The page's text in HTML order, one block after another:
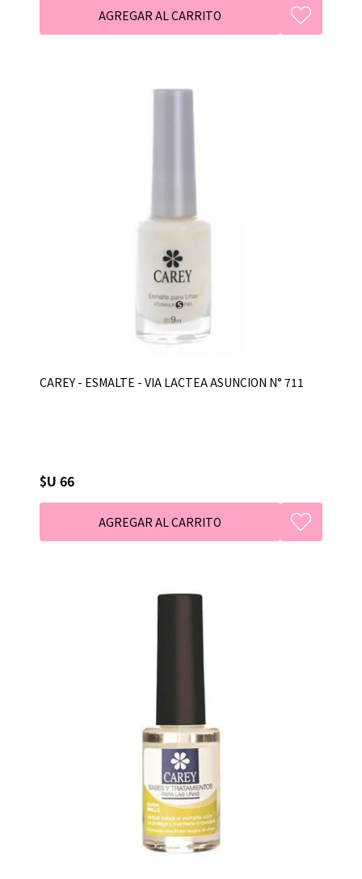
CAREY - ESMALTE - VIA LACTEA ASUNCION N° 711
$U 66